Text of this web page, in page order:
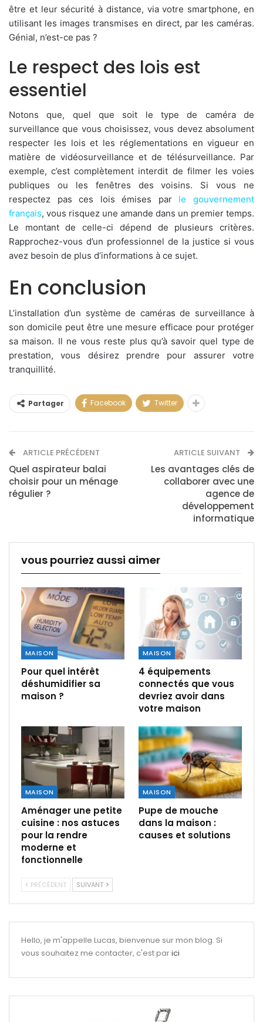
être et leur sécurité à distance, via votre smartphone, en
utilisant les images transmises en direct, par les caméras.
Génial, n’est-ce pas ?
Le respect des lois est
essentiel
Notons que, quel que soit le type de caméra de
surveillance que vous choisissez, vous devez absolument
respecter les lois et les réglementations en vigueur en
matière de vidéosurveillance et de télésurveillance. Par
exemple, c’est complètement interdit de filmer les voies
publiques ou les fenêtres des voisins. Si vous ne
respectez pas ces lois émises par le gouvernement
français, vous risquez une amande dans un premier temps.
Le montant de celle-ci dépend de plusieurs critères.
Rapprochez-vous d’un professionnel de la justice si vous
avez besoin de plus d’informations à ce sujet.
En conclusion
L’installation d’un système de caméras de surveillance à
son domicile peut être une mesure efficace pour protéger
sa maison. Il ne vous reste plus qu’à savoir quel type de
prestation, vous désirez prendre pour assurer votre
tranquillité.
Partager Facebook Twitter
ARTICLE PRÉCÉDENT
Quel aspirateur balai
choisir pour un ménage
régulier ?
ARTICLE SUIVANT
Les avantages clés de
collaborer avec une
agence de
développement
informatique
vous pourriez aussi aimer
MAISON
Pour quel intérêt
déshumidifier sa
maison ?
MAISON
4 équipements
connectés que vous
devriez avoir dans
votre maison
MAISON
Aménager une petite
cuisine : nos astuces
pour la rendre
moderne et
fonctionnelle
MAISON
Pupe de mouche
dans la maison :
causes et solutions
PRÉCÉDENT SUIVANT
Hello, je m'appelle Lucas, bienvenue sur mon blog. Si
vous souhaitez me contacter, c'est parici